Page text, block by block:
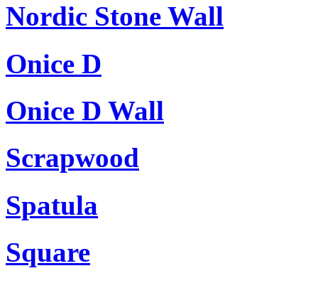
Nordic Stone Wall
Onice D
Onice D Wall
Scrapwood
Spatula
Square